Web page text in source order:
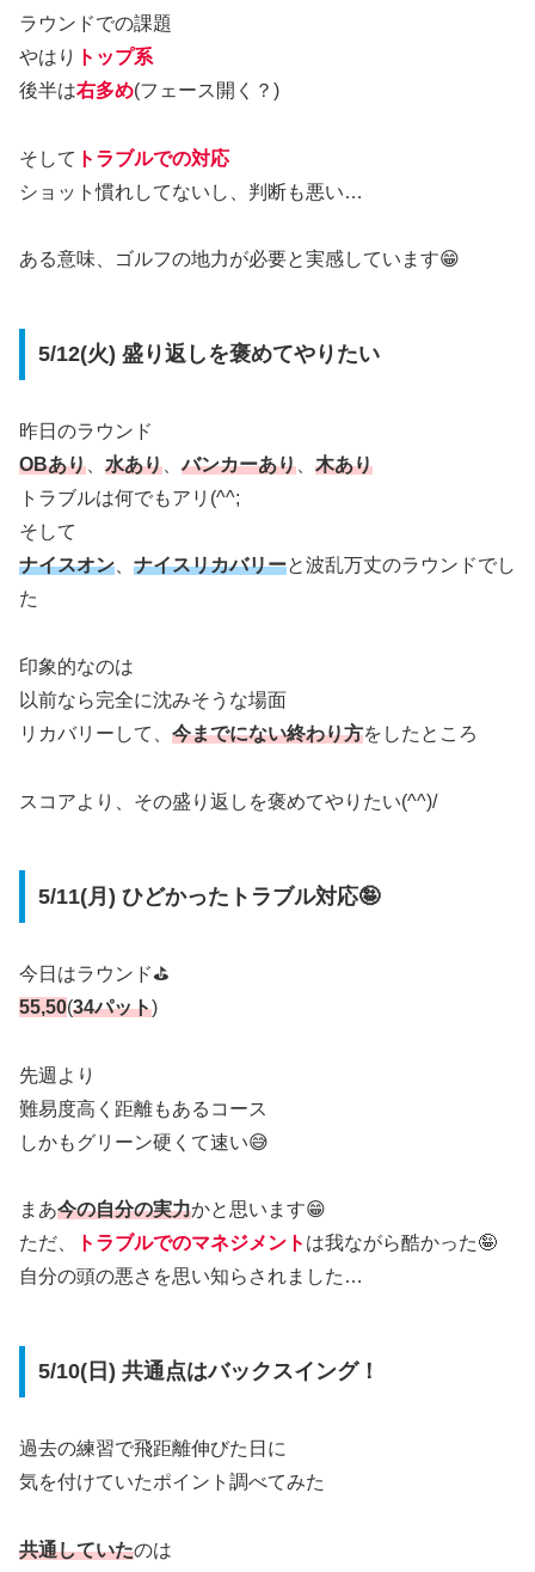
ラウンドでの課題
やはり
トップ系
後半は右多め(フェース開く？)
そして トラブルでの対応
ショット慣れしてないし、判断も悪い…
ある意味、ゴルフの地力が必要と実感しています😁
5/12(火) 盛り返しを褒めてやりたい
昨日のラウンド
OBあり
水あり 、バンカーあり
木あり
トラブルは何でもアリ(^^;
そして
ナイスオン
ナイスリカバリーと波乱万丈のラウンドでし
た
印象的なのは
以前なら完全に沈みそうな場面
リカバリーして、 今までにない終わり方をしたところ
スコアより、その盛り返しを褒めてやりたい(^^)/
5/11(月) ひどかったトラブル対応🤪
今日はラウンド⛳️
55,50(34パット)
先週より
難易度高く距離もあるコース
しかもグリーン硬くて速い😅
まあ今の自分の実力かと思います😁
ただ、
トラブルでのマネジメント は我ながら酷かった🤪
自分の頭の悪さを思い知らされました…
5/10(日) 共通点はバックスイング！
過去の練習で飛距離伸びた日に
気を付けていたポイント調べてみた
共通していたのは